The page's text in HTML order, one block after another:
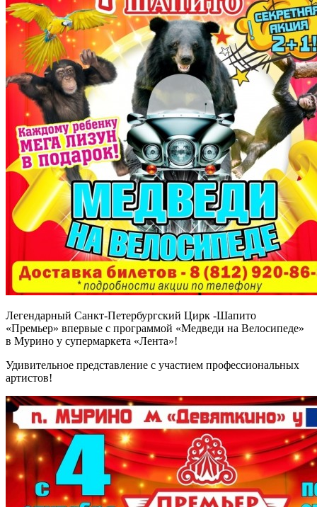
Легендарный Санкт-Петербургский Цирк -Шапито
«Премьер» впервые с программой «Медведи на Велосипеде»
в Мурино у супермаркета «Лента»!
Удивительное представление с участием профессиональных
артистов!